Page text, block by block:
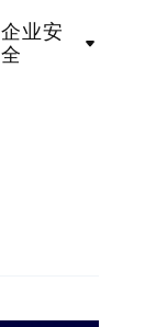
企业安
全